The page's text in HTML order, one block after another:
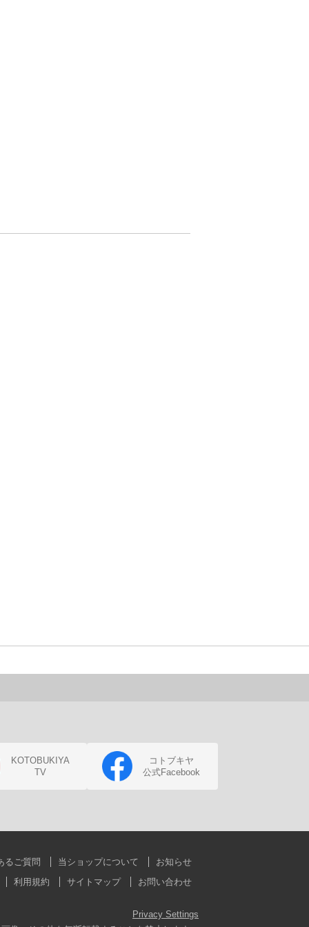
KOTOBUKIYA
TV
コトブキヤ
公式Facebook
るご質問 当ショップについて
お知らせ
利用規約 サイトマップ お問い合わせ
Privacy Settings